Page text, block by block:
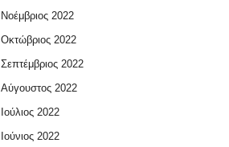
Νοέμβριος 2022
Οκτώβριος 2022
Σεπτέμβριος 2022
Αύγουστος 2022
Ιούλιος 2022
Ιούνιος 2022